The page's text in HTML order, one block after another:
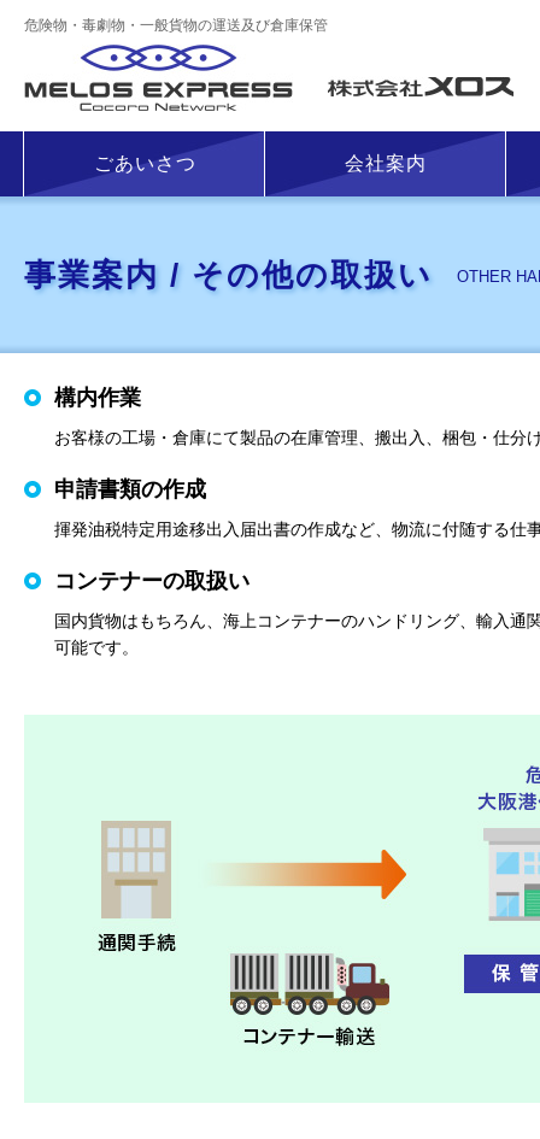
危険物・毒劇物・一般貨物の運送及び倉庫保管
ごあいさつ 会社案内
事業案内 / その他の取扱い OTHER
構内作業
お客様の工場・倉庫にて製品の在庫管理、搬出入、梱包・仕分
申請書類の作成
揮発油税特定用途移出入届出書の作成など、物流に付随する仕
コンテナーの取扱い
国内貨物はもちろん、海上コンテナーのハンドリング、輸入
可能です。